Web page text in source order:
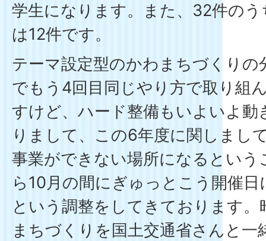
学生になります。また、32件の
は12件です。
テーマ設定型のかわまちづくりの
でもう4回目同じやり方で取り組
すけど、ハード整備もいよいよ動
りまして、この6年度に関しまし
事業ができない場所になるとい
ら10月の間にぎゅっとこう開催
という調整をしてきております
まちづくりを国土交通省さんと